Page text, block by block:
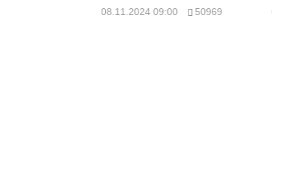
08.11.2024 09:00 50969